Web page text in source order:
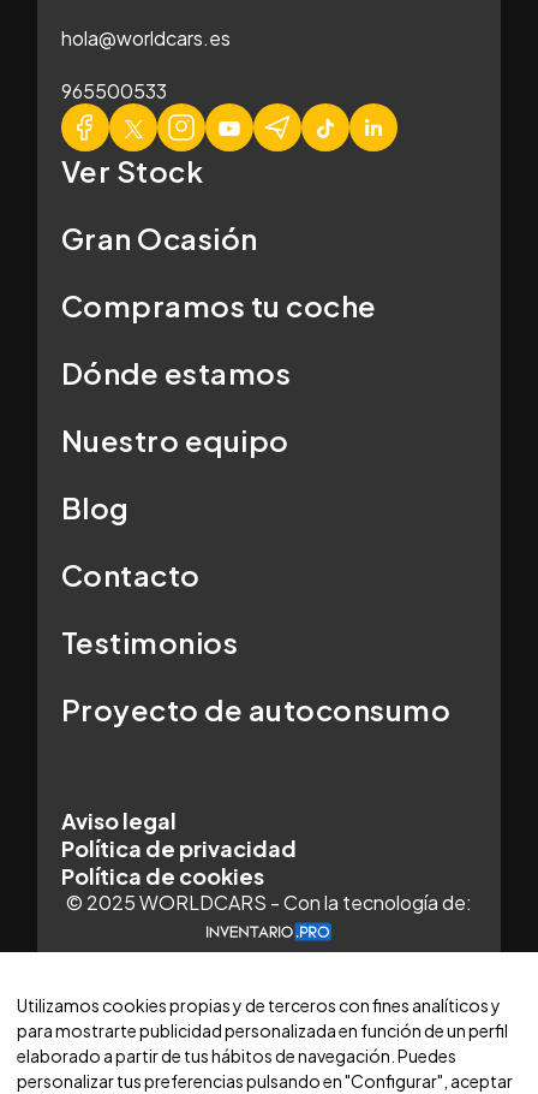
hola@worldcars.es
965500533
Ver Stock
Gran Ocasión
Compramos tu coche
Dónde estamos
Nuestro equipo
Blog
Contacto
Testimonios
Proyecto de autoconsumo
Aviso legal
Política de privacidad
Política de cookies
© 2025 WORLDCARS - Con la tecnología de:
Utilizamos cookies propias y de terceros con fines analíticos y
para mostrarte publicidad personalizada en función de un perfil
elaborado a partir de tus hábitos de navegación. Puedes
personalizar tus preferencias pulsando en "Configurar", aceptar